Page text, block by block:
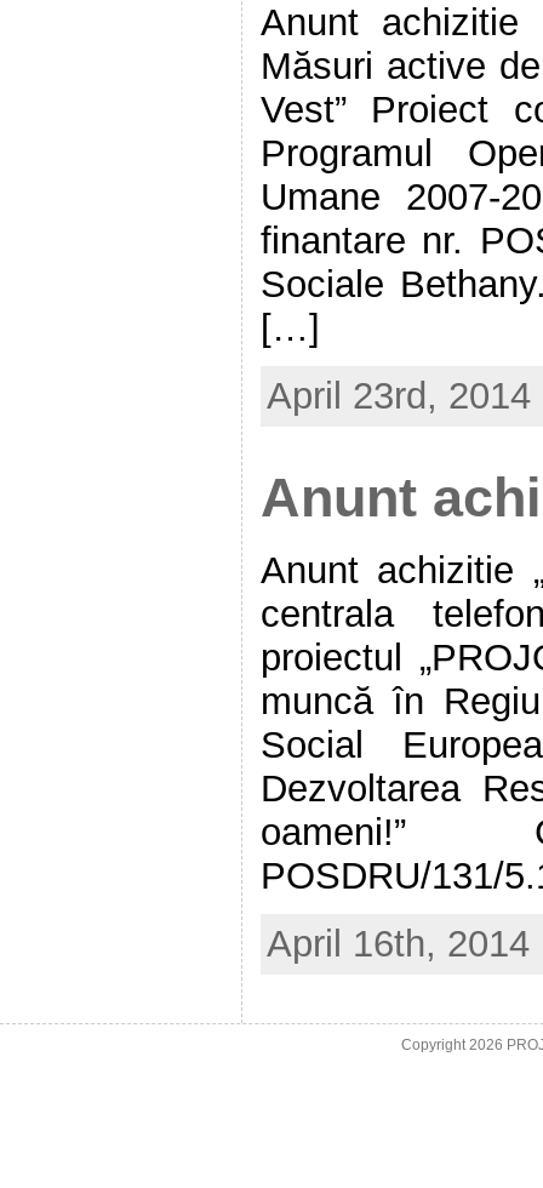
Anunt achizitie
Măsuri active
Vest” Proiect
Programul
Umane 2007-
finantare nr.
Sociale
[…]
April 23rd, 2014
Anunt
Anunt achizitie
centrala
proiectul
muncă în
Social
Dezvoltarea
POSDRU/131/
April 16th, 2014
Copyright 2026